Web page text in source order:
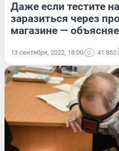
Даже если тестите
заразиться через
магазине —
13 сентября, 2022, 18:00 41 862